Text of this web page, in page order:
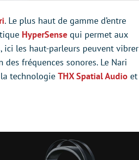
. Le plus haut de gamme d’entre
HyperSense qui permet aux
ici les haut-parleurs peuvent vibrer
fréquences sonores. Le Nari
technologie THX Spatial Audio et